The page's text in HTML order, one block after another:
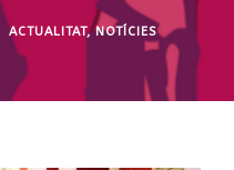
ACTUALITAT, NOTÍCIES